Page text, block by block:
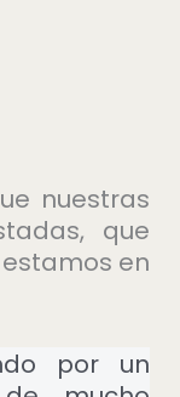
nuestras
que
en
por un